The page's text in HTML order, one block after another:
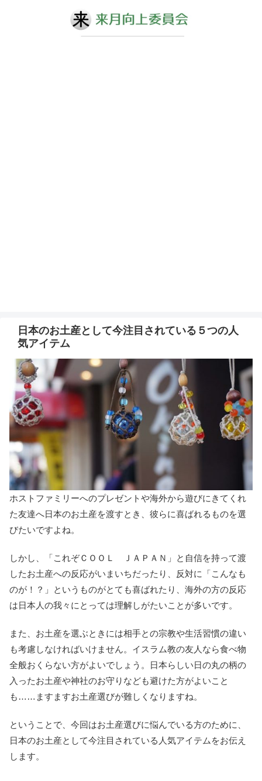
日本のお土産として今注目されている５つの人
気アイテム
ホストファミリーへのプレゼントや海外から遊びにきてくれ
た友達へ日本のお土産を渡すとき、彼らに喜ばれるものを選
びたいですよね。
しかし、「これぞＣＯＯＬ ＪＡＰＡＮ」と自信を持って渡
したお土産への反応がいまいちだったり、反対に「こんなも
のが！？」というものがとても喜ばれたり、海外の方の反応
は日本人の我々にとっては理解しがたいことが多いです。
また、お土産を選ぶときには相手との宗教や生活習慣の違い
も考慮しなければいけません。イスラム教の友人なら食べ物
全般おくらない方がよいでしょう。日本らしい日の丸の柄の
入ったお土産や神社のお守りなども避けた方がよいこと
も……ますますお土産選びが難しくなりますね。
ということで、今回はお土産選びに悩んでいる方のために、
日本のお土産として今注目されている人気アイテムをお伝え
します。